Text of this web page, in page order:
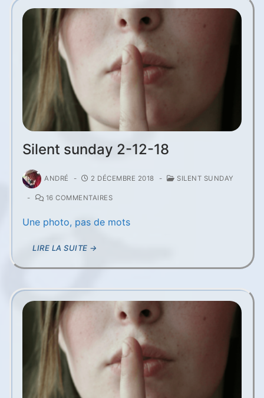
Silent sunday 2-12-18
ANDRÉ - 2 DÉCEMBRE 2018 - SILENT SUNDAY
- 16 COMMENTAIRES
Une photo, pas de mots
LIRE LA SUITE →